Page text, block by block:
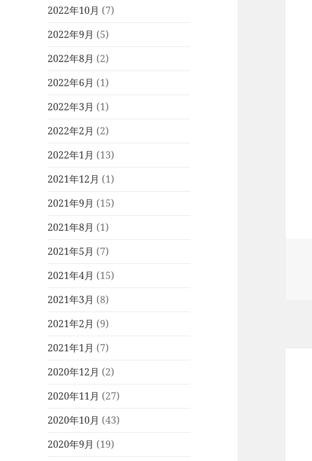
2022年10月 (7)
2022年9月 (5)
2022年8月 (2)
2022年6月 (1)
2022年3月 (1)
2022年2月 (2)
2022年1月 (13)
2021年12月 (1)
2021年9月 (15)
2021年8月 (1)
2021年5月 (7)
2021年4月 (15)
2021年3月 (8)
2021年2月 (9)
2021年1月 (7)
2020年12月 (2)
2020年11月 (27)
2020年10月 (43)
2020年9月 (19)